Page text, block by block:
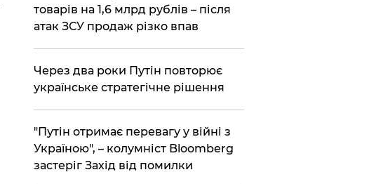
товарів на 1,6 млрд рублів – після
атак ЗСУ продаж різко впав
Через два роки Путін повторює
українське стратегічне рішення
"Путін отримає перевагу у війні з
Україною", – колумніст Bloomberg
застеріг Захід від помилки